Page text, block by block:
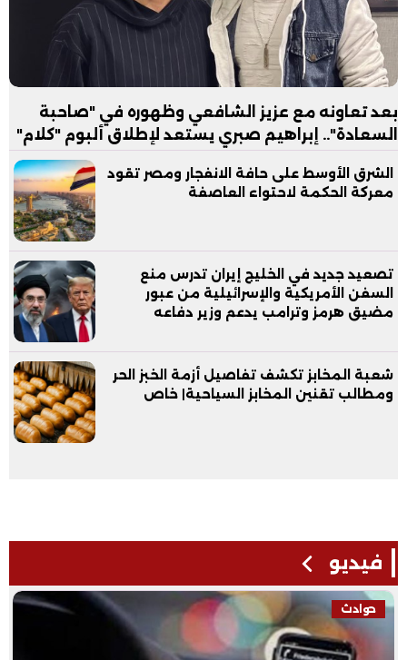
بعد تعاونه مع عزيز الشافعي وظهوره في "صاحبة
السعادة".. إبراهيم صبري يستعد لإطلاق ألبوم "كلام"
الشرق الأوسط على حافة الانفجار ومصر تقود
معركة الحكمة لاحتواء العاصفة
تصعيد جديد في الخليج إيران تدرس منع
السفن الأمريكية والإسرائيلية من عبور
مضيق هرمز وترامب يدعم وزير دفاعه
شعبة المخابز تكشف تفاصيل أزمة الخبز الحر
ومطالب تقنين المخابز السياحية| خاص
فيديو
حوادث